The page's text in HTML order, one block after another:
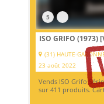
5
ISO GRIFO (1973)
(31) HAUTE-
23 août 2022
Vends ISO Grifo
sur 411 produits.